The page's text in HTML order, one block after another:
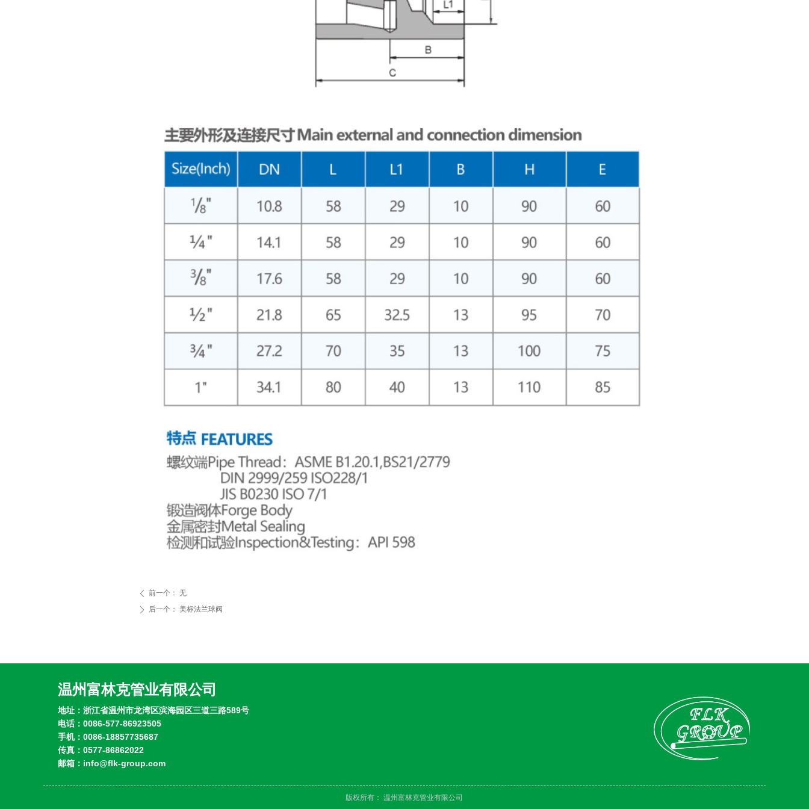
ꄴ 前一个： 无
ꄲ 后一个： 美标法兰球阀
温州富林克管业有限公司
地址：浙江省温州市龙湾区滨海园区三道三路589号
电话：0086-577-86923505
手机：0086-18857735687
传真：0577-86862022
邮箱：info@flk-group.com
版权所有： 温州富林克管业有限公司